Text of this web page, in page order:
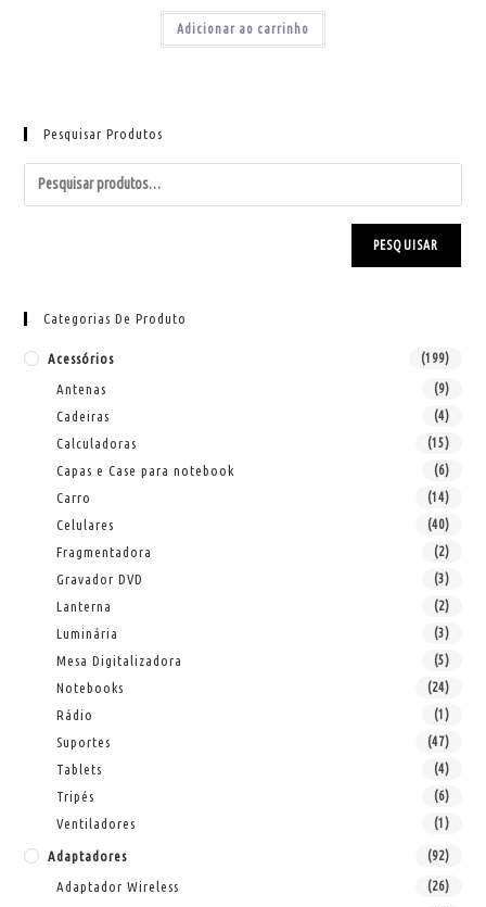
Adicionar ao carrinho
Pesquisar Produtos
PESQUISAR
Categorias De Produto
Acessórios (199)
Antenas (9)
Cadeiras (4)
Calculadoras (15)
Capas e Case para notebook (6)
Carro (14)
Celulares (40)
Fragmentadora (2)
Gravador DVD (3)
Lanterna (2)
Luminária (3)
Mesa Digitalizadora (5)
Notebooks (24)
Rádio (1)
Suportes (47)
Tablets (4)
Tripés (6)
Ventiladores (1)
Adaptadores (92)
Adaptador Wireless (26)